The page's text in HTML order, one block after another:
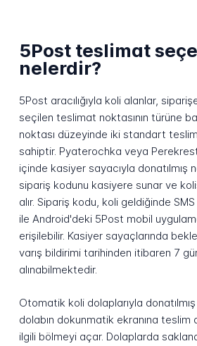
5Post teslimat
nelerdir?
5Post aracılığıyla koli alanlar,
seçilen teslimat noktasının türüne
noktası düzeyinde iki standart
sahiptir. Pyaterochka veya
içinde kasiyer sayacıyla donatılmış
sipariş kodunu kasiyere sunar ve
alır. Sipariş kodu, koli geldiğinde
ile Android'deki 5Post mobil
erişilebilir. Kasiyer sayaçlarında
varış bildirimi tarihinden itibaren 7
alınabilmektedir.
Otomatik koli dolaplarıyla
dolabın dokunmatik ekranına teslim
ilgili bölmeyi açar. Dolaplarda